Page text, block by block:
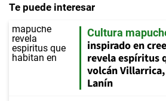
Te puede interesar
Cultura
inspirado en
revela espíritus
volcán
Lanín